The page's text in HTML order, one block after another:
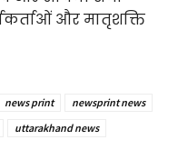
और मातृशक्ति
news print
newsprint news
uttarakhand news